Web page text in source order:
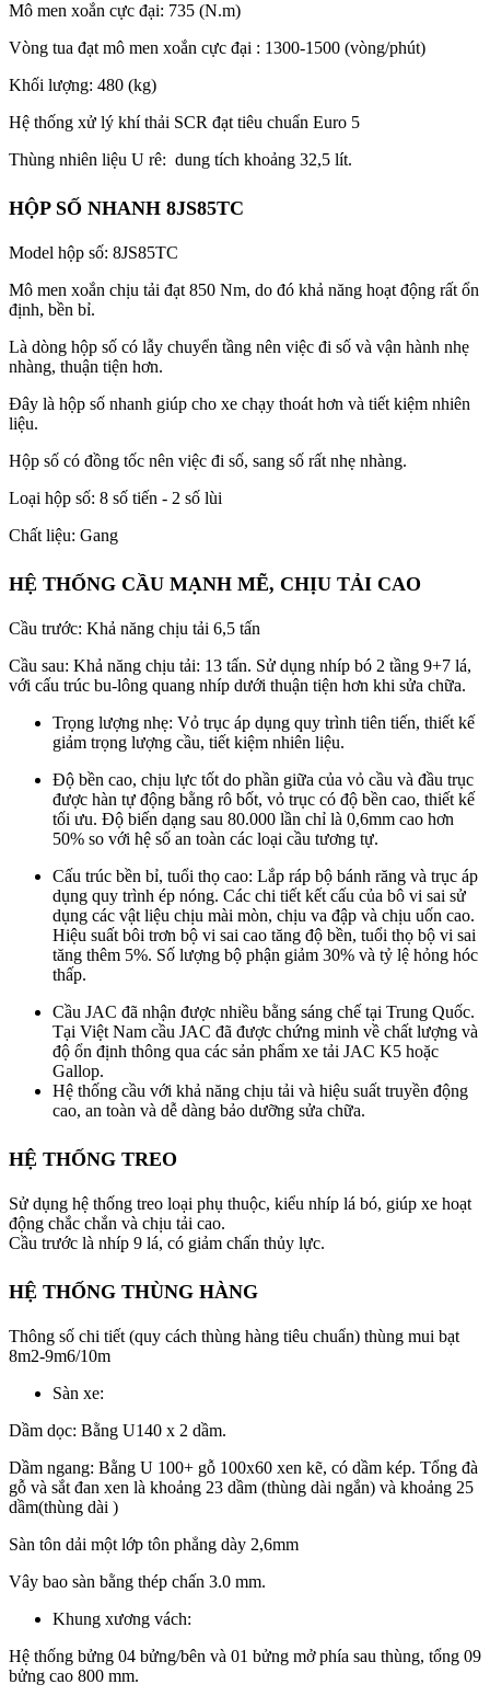
Mô men xoắn cực đại: 735 (N.m)
Vòng tua đạt mô men xoắn cực đại : 1300-1500 (vòng/phút)
Khối lượng: 480 (kg)
Hệ thống xử lý khí thải SCR đạt tiêu chuẩn Euro 5
Thùng nhiên liệu U rê: dung tích khoảng 32,5 lít.
HỘP SỐ NHANH 8JS85TC
Model hộp số: 8JS85TC
Mô men xoắn chịu tải đạt 850 Nm, do đó khả năng hoạt động rất ổn
định, bền bỉ.
Là dòng hộp số có lẫy chuyển tầng nên việc đi số và vận hành nhẹ
nhàng, thuận tiện hơn.
Đây là hộp số nhanh giúp cho xe chạy thoát hơn và tiết kiệm nhiên
liệu.
Hộp số có đồng tốc nên việc đi số, sang số rất nhẹ nhàng.
Loại hộp số: 8 số tiến - 2 số lùi
Chất liệu: Gang
HỆ THỐNG CẦU MẠNH MẼ, CHỊU TẢI CAO
Cầu trước: Khả năng chịu tải 6,5 tấn
Cầu sau: Khả năng chịu tải: 13 tấn. Sử dụng nhíp bó 2 tầng 9+7 lá,
với cấu trúc bu-lông quang nhíp dưới thuận tiện hơn khi sửa chữa.
Trọng lượng nhẹ: Vỏ trục áp dụng quy trình tiên tiến, thiết kế
giảm trọng lượng cầu, tiết kiệm nhiên liệu.
Độ bền cao, chịu lực tốt do phần giữa của vỏ cầu và đầu trục
được hàn tự động bằng rô bốt, vỏ trục có độ bền cao, thiết kế
tối ưu. Độ biến dạng sau 80.000 lần chỉ là 0,6mm cao hơn
50% so với hệ số an toàn các loại cầu tương tự.
Cấu trúc bền bỉ, tuổi thọ cao: Lắp ráp bộ bánh răng và trục áp
dụng quy trình ép nóng. Các chi tiết kết cấu của bô vi sai sử
dụng các vật liệu chịu mài mòn, chịu va đập và chịu uốn cao.
Hiệu suất bôi trơn bộ vi sai cao tăng độ bền, tuổi thọ bộ vi sai
tăng thêm 5%. Số lượng bộ phận giảm 30% và tỷ lệ hỏng hóc
thấp.
Cầu JAC đã nhận được nhiều bằng sáng chế tại Trung Quốc.
Tại Việt Nam cầu JAC đã được chứng minh về chất lượng và
độ ổn định thông qua các sản phẩm xe tải JAC K5 hoặc
Gallop.
Hệ thống cầu với khả năng chịu tải và hiệu suất truyền động
cao, an toàn và dễ dàng bảo dưỡng sửa chữa.
HỆ THỐNG TREO
Sử dụng hệ thống treo loại phụ thuộc, kiểu nhíp lá bó, giúp xe hoạt
động chắc chắn và chịu tải cao.
Cầu trước là nhíp 9 lá, có giảm chấn thủy lực.
HỆ THỐNG THÙNG HÀNG
Thông số chi tiết (quy cách thùng hàng tiêu chuẩn) thùng mui bạt
8m2-9m6/10m
Sàn xe:
Dầm dọc: Bằng U140 x 2 dầm.
Dầm ngang: Bằng U 100+ gỗ 100x60 xen kẽ, có dầm kép. Tổng đà
gỗ và sắt đan xen là khoảng 23 dầm (thùng dài ngắn) và khoảng 25
dầm(thùng dài )
Sàn tôn dải một lớp tôn phẳng dày 2,6mm
Vây bao sàn bằng thép chấn 3.0 mm.
Khung xương vách:
Hệ thống bửng 04 bửng/bên và 01 bửng mở phía sau thùng, tổng 09
bửng cao 800 mm.